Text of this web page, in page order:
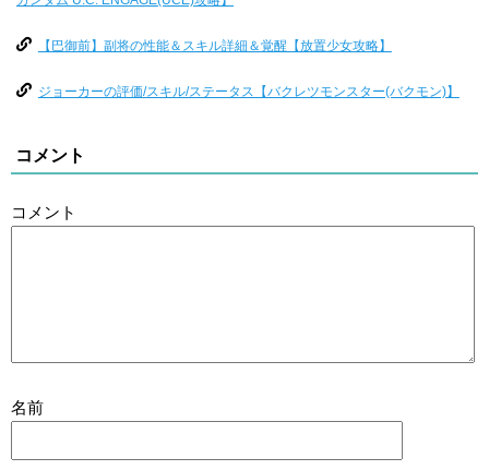
【巴御前】副将の性能＆スキル詳細＆覚醒【放置少女攻略】
ジョーカーの評価/スキル/ステータス【バクレツモンスター(バクモン)】
コメント
コメント
名前